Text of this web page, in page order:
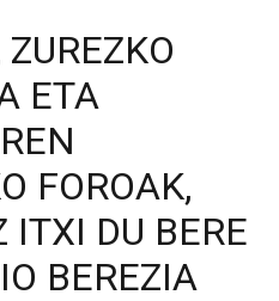
ZUREZKO
ETA
FOROAK,
ITXI DU BERE
BEREZIA